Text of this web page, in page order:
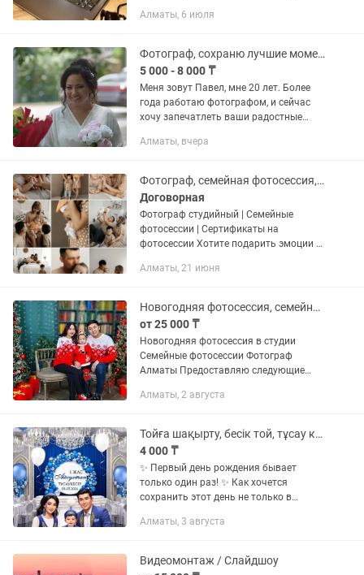
материала. От 2800 тенге. • ПЛАН
Алматы, 6 июля
Фотограф, сохраню лучшие моменты
5 000 - 8 000 ₸
Меня зовут Павел, мне 20 лет. Более
года работаю фотографом, и сейчас
хочу запечатлеть ваши радостные
фотографий в хорошем качестве в
Алматы, вчера
Фотограф, семейная фотосессия, студийная съёмка, сертификат на фотосессию
Договорная
Фотограф студийный | Семейные
фотосессии | Сертификаты на
фотосессии Хотите подарить эмоции и
лучшая идея - заказать студийную
от...
Алматы, 21 июня
Новогодняя фотосессия, семейная съемка в студии
от 25 000 ₸
Новогодняя фотосессия в студии
Семейные фотосессии Фотограф
Алматы Предоставляю следующие
фотограф Свадебный фотограф,
Студийная...
Алматы, 2 августа
Тойға шақырту, бесік той, тұсау кесер істейміз жылдам әрі арзан
4 000 ₸
✨ Первый день рождения бывает
только один раз! ✨ Как хочется
сохранить этот день не только в
теплых эмоциях и счастливых улыбках
Алматы, 3 августа
Видеомонтаж / Слайдшоу